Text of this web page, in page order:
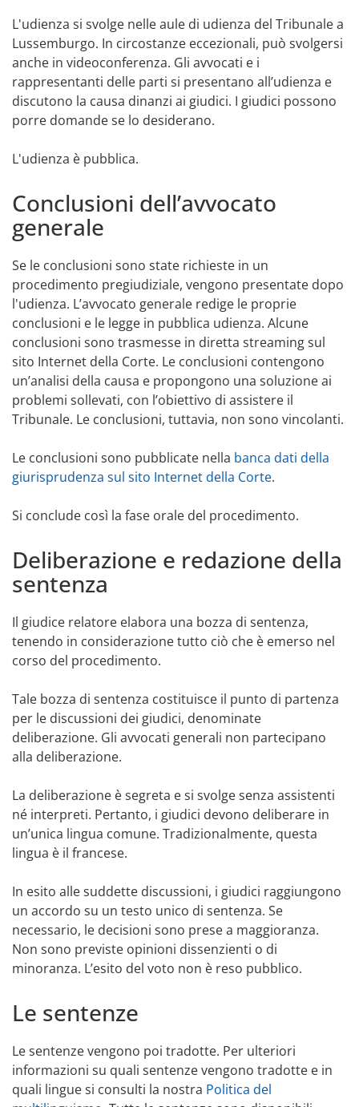
L'udienza si svolge nelle aule di udienza del Tribunale a
Lussemburgo. In circostanze eccezionali, può svolgersi
anche in videoconferenza. Gli avvocati e i
rappresentanti delle parti si presentano all’udienza e
discutono la causa dinanzi ai giudici. I giudici possono
porre domande se lo desiderano.
L'udienza è pubblica.
Conclusioni dell’avvocato
generale
Se le conclusioni sono state richieste in un
procedimento pregiudiziale, vengono presentate dopo
l'udienza. L’avvocato generale redige le proprie
conclusioni e le legge in pubblica udienza. Alcune
conclusioni sono trasmesse in diretta streaming sul
sito Internet della Corte. Le conclusioni contengono
un’analisi della causa e propongono una soluzione ai
problemi sollevati, con l’obiettivo di assistere il
Tribunale. Le conclusioni, tuttavia, non sono vincolanti.
Le conclusioni sono pubblicate nella banca dati della
giurisprudenza sul sito Internet della Corte.
Si conclude così la fase orale del procedimento.
Deliberazione e redazione della
sentenza
Il giudice relatore elabora una bozza di sentenza,
tenendo in considerazione tutto ciò che è emerso nel
corso del procedimento.
Tale bozza di sentenza costituisce il punto di partenza
per le discussioni dei giudici, denominate
deliberazione. Gli avvocati generali non partecipano
alla deliberazione.
La deliberazione è segreta e si svolge senza assistenti
né interpreti. Pertanto, i giudici devono deliberare in
un’unica lingua comune. Tradizionalmente, questa
lingua è il francese.
In esito alle suddette discussioni, i giudici raggiungono
un accordo su un testo unico di sentenza. Se
necessario, le decisioni sono prese a maggioranza.
Non sono previste opinioni dissenzienti o di
minoranza. L’esito del voto non è reso pubblico.
Le sentenze
Le sentenze vengono poi tradotte. Per ulteriori
informazioni su quali sentenze vengono tradotte e in
quali lingue si consulti la nostra Politica del